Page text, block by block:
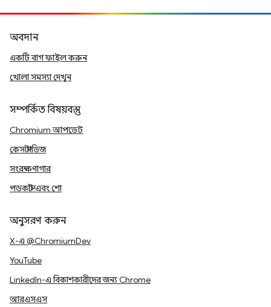
অবদান
একটি বাগ ফাইল করুন
খোলা সমস্যা দেখুন
সম্পর্কিত বিষয়বস্তু
Chromium আপডেট
কেস স্টাডিজ
সংরক্ষণাগার
পডকাস্ট এবং শো
অনুসরণ করুন
X-এ @ChromiumDev
YouTube
LinkedIn-এ বিকাশকারীদের জন্য Chrome
আরএসএস